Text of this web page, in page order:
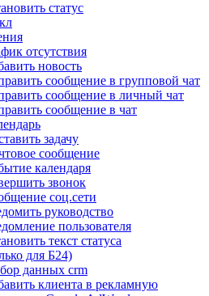
статус
отсутствия
новость
сообщение в групповой чат
сообщение в личный чат
сообщение в чат
задачу
сообщение
календаря
звонок
соц.сети
руководство
пользователя
текст статуса
для Б24)
данных crm
клиента в рекламную